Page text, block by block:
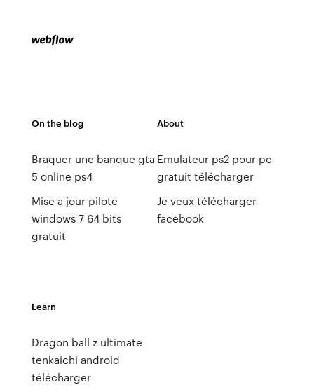
On the blog
Braquer une banque gta
5 online ps4
Mise a jour pilote
windows 7 64 bits
gratuit
About
Emulateur ps2 pour pc
gratuit télécharger
Je veux télécharger
facebook
Learn
Dragon ball z ultimate
tenkaichi android
télécharger